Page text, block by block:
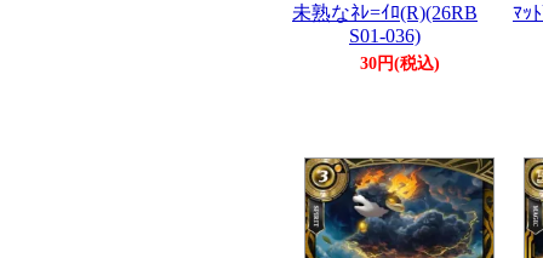
未熟なﾈﾚ=ｲﾛ(R)(26RB
S01-036)
30円(税込)
ﾏｯ